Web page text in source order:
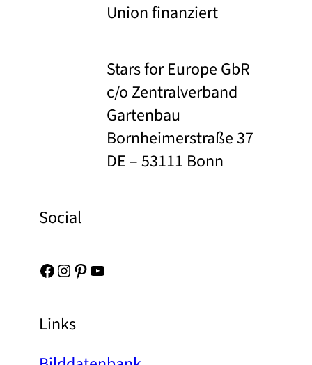
Union finanziert
Stars for Europe GbR
c/o Zentralverband
Gartenbau
Bornheimerstraße 37
DE – 53111 Bonn
Social
Facebook Instagram Pinterest YouTube
Links